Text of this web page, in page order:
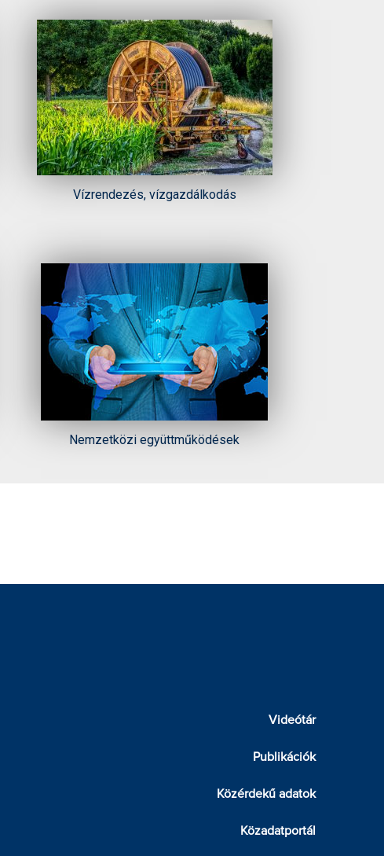
Vízrendezés, vízgazdálkodás
Nemzetközi együttműködések
Videótár
Publikációk
Közérdekű adatok
Közadatportál